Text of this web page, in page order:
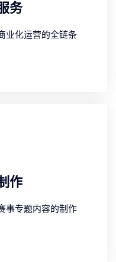
务
业化运营的全链条
作
事专题内容的制作